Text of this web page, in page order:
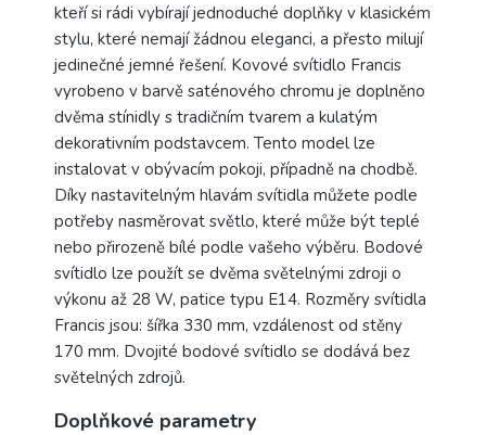
kteří si rádi vybírají jednoduché doplňky v klasickém
stylu, které nemají žádnou eleganci, a přesto milují
jedinečné jemné řešení. Kovové svítidlo Francis
vyrobeno v barvě saténového chromu je doplněno
dvěma stínidly s tradičním tvarem a kulatým
dekorativním podstavcem. Tento model lze
instalovat v obývacím pokoji, případně na chodbě.
Díky nastavitelným hlavám svítidla můžete podle
potřeby nasměrovat světlo, které může být teplé
nebo přirozeně bílé podle vašeho výběru. Bodové
svítidlo lze použít se dvěma světelnými zdroji o
výkonu až 28 W, patice typu E14. Rozměry svítidla
Francis jsou: šířka 330 mm, vzdálenost od stěny
170 mm. Dvojité bodové svítidlo se dodává bez
světelných zdrojů.
Doplňkové parametry